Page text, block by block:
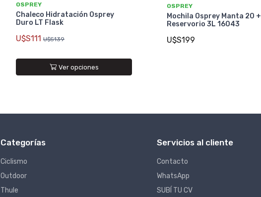
OSPREY
Chaleco Hidratación Osprey
Duro LT Flask
U$S111 U$S139
Ver opciones
OSPREY
Mochila Osprey Manta 20 +
Reservorio 3L 16043
U$S199
Categorías
Ciclismo
Outdoor
Thule
Servicios al cliente
Contacto
WhatsApp
SUBÍ TU CV